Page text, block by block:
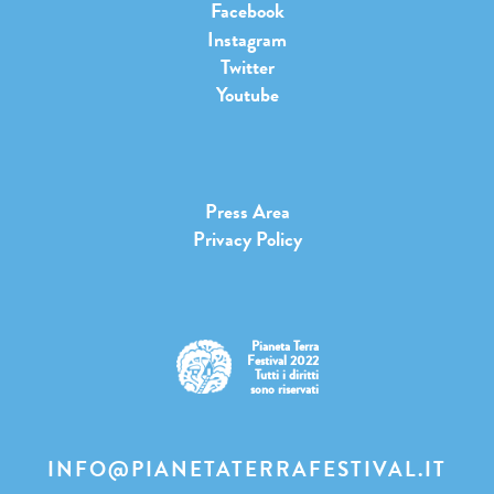
Facebook
Instagram
Twitter
Youtube
Press Area
Privacy Policy
Pianeta Terra
Festival 2022
Tutti i diritti
sono riservati
INFO@PIANETATERRAFESTIVAL.IT